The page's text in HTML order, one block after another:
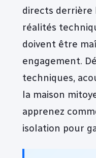
directs derrière
réalités
doivent être
engagement.
techniques,
la maison
apprenez
isolation pour